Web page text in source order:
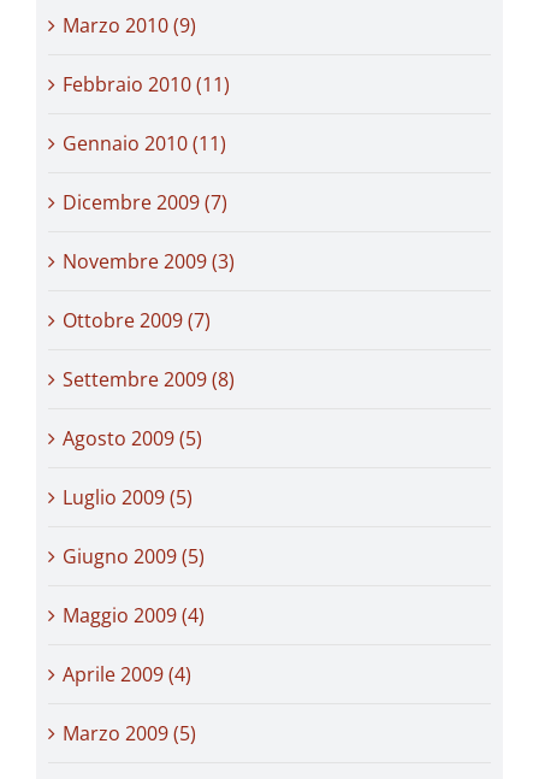
Marzo 2010 (9)
Febbraio 2010 (11)
Gennaio 2010 (11)
Dicembre 2009 (7)
Novembre 2009 (3)
Ottobre 2009 (7)
Settembre 2009 (8)
Agosto 2009 (5)
Luglio 2009 (5)
Giugno 2009 (5)
Maggio 2009 (4)
Aprile 2009 (4)
Marzo 2009 (5)